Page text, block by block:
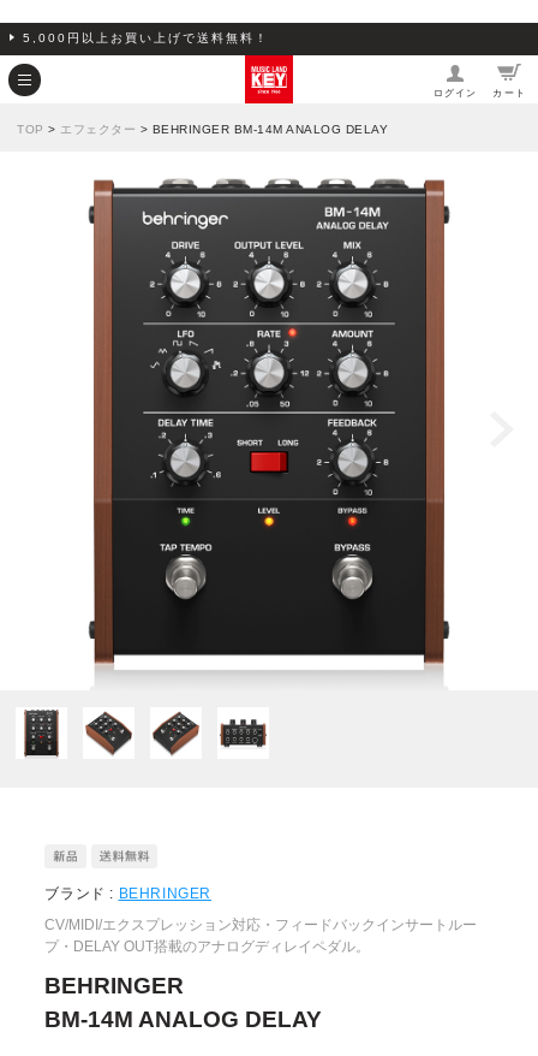
5,000円以上お買い上げで送料無料！
ログイン カート
TOP > エフェクター > BEHRINGER BM-14M ANALOG DELAY
ブランド : BEHRINGER
CV/MIDI/エクスプレッション対応・フィードバックインサートルー
プ・DELAY OUT搭載のアナログディレイペダル。
BEHRINGER
BM-14M ANALOG DELAY